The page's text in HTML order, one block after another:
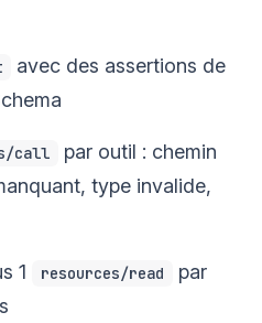
avec des assertions de
call
par outil : chemin
type invalide,
1 resources/read
par